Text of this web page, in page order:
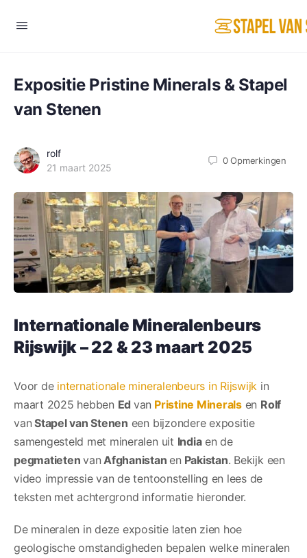
Expositie Pristine Minerals & Stapel
van Stenen
rolf
21 maart 2025
0Opmerkingen
Internationale Mineralenbeurs
Rijswijk – 22 & 23 maart 2025
Voor de internationale mineralenbeurs in Rijswijk in
maart 2025 hebben Ed van Pristine Mineralsen Rolf
van Stapel van Stenen een bijzondere expositie
samengesteld met mineralen uit Indiaen de
pegmatietenvan Afghanistan en Pakistan. Bekijk een
video impressie van de tentoonstelling en lees de
teksten met achtergrond informatie hieronder.
De mineralen in deze expositie laten zien hoe
geologische omstandigheden bepalen welke mineralen